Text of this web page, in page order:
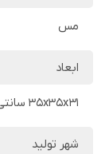
مس
ابعاد
35x35x31 سانتی‌متر
شهر تولید